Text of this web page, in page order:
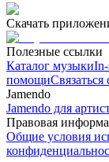
Скачать
Полезные ссылки
Каталог музыки
помощиСвязаться
Jamendo
Jamendo для
Правовая
Общие условия